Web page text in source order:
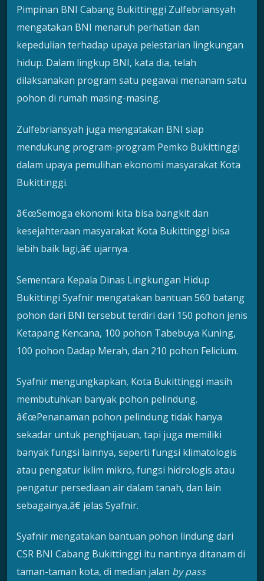
Pimpinan BNI Cabang Bukittinggi Zulfebriansyah
mengatakan BNI menaruh perhatian dan
kepedulian terhadap upaya pelestarian lingkungan
hidup. Dalam lingkup BNI, kata dia, telah
dilaksanakan program satu pegawai menanam satu
pohon di rumah masing-masing.
Zulfebriansyah juga mengatakan BNI siap
mendukung program-program Pemko Bukittinggi
dalam upaya pemulihan ekonomi masyarakat Kota
Bukittinggi.
â€œSemoga ekonomi kita bisa bangkit dan
kesejahteraan masyarakat Kota Bukittinggi bisa
lebih baik lagi,â€ ujarnya.
Sementara Kepala Dinas Lingkungan Hidup
Bukittingi Syafnir mengatakan bantuan 560 batang
pohon dari BNI tersebut terdiri dari 150 pohon jenis
Ketapang Kencana, 100 pohon Tabebuya Kuning,
100 pohon Dadap Merah, dan 210 pohon Felicium.
Syafnir mengungkapkan, Kota Bukittinggi masih
membutuhkan banyak pohon pelindung.
â€œPenanaman pohon pelindung tidak hanya
sekadar untuk penghijauan, tapi juga memiliki
banyak fungsi lainnya, seperti fungsi klimatologis
atau pengatur iklim mikro, fungsi hidrologis atau
pengatur persediaan air dalam tanah, dan lain
sebagainya,â€ jelas Syafnir.
Syafnir mengatakan bantuan pohon lindung dari
CSR BNI Cabang Bukittinggi itu nantinya ditanam di
taman-taman kota, di median jalan by pass